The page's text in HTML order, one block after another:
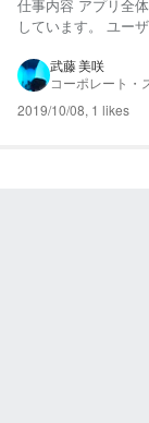
仕事内容 アプリ全
しています。 ユー
流行っていてNOIN
たら毎日来てくれる
武藤 美咲
コーポレート・
2019/10/08, 1 likes